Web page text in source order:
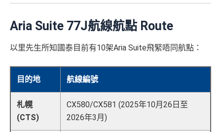
Aria Suite 77J航線航點 Route
以里先生所知國泰目前有10架Aria Suite飛緊唔同航點：
目的地 航線編號
札幌
(CTS)
CX580/CX581 (2025年10月26日至
2026年3月)